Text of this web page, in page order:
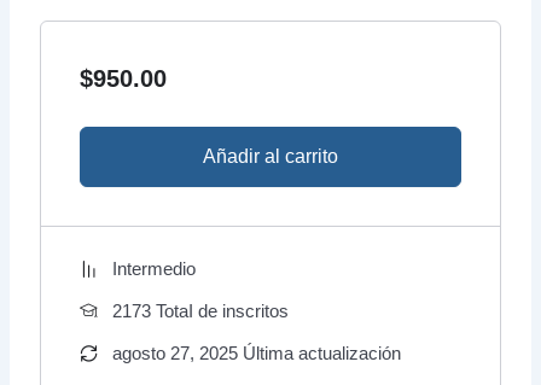
$950.00
Añadir al carrito
Intermedio
2173 TotaI de inscritos
agosto 27, 2025 Última actualización